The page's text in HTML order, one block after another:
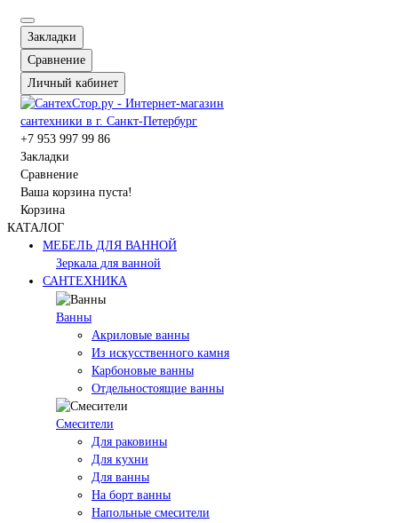
Закладки
Сравнение
Личный кабинет
+7 953 997 99 86
Закладки
Сравнение
Ваша корзина пуста!
Корзина
КАТАЛОГ
МЕБЕЛЬ ДЛЯ ВАННОЙ
Зеркала для ванной
САНТЕХНИКА
Ванны
Акриловые ванны
Из искусственного камня
Карбоновые ванны
Отдельностоящие ванны
Смесители
Для раковины
Для кухни
Для ванны
На борт ванны
Напольные смесители